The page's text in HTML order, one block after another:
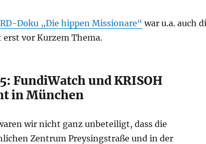
Doku „Die hippen Missionare“ war u.a. auch
vor Kurzem Thema.
FundiWatch und KRISOH
in München
wir nicht ganz unbeteiligt, dass die
Zentrum Preysingstraße und in der